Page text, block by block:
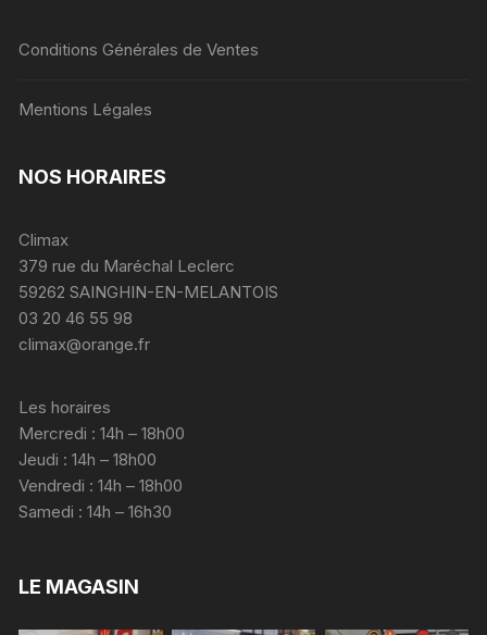
Conditions Générales de Ventes
Mentions Légales
NOS HORAIRES
Climax
379 rue du Maréchal Leclerc
59262 SAINGHIN-EN-MELANTOIS
03 20 46 55 98
climax@orange.fr
Les horaires
Mercredi : 14h – 18h00
Jeudi : 14h – 18h00
Vendredi : 14h – 18h00
Samedi : 14h – 16h30
LE MAGASIN